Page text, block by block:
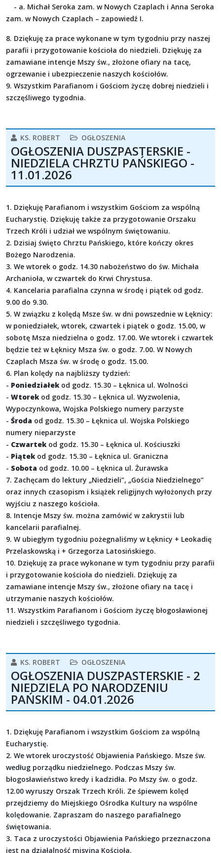
- a. Michał Seroka zam. w Nowych Czaplach i Anna Seroka
zam. w Nowych Czaplach – zapowiedź I.
8. Dziękuję za prace wykonane w tym tygodniu przy naszej
parafii i przygotowanie kościoła do niedzieli. Dziękuję za
zamawiane intencje Mszy św., złożone ofiary na tacę,
ogrzewanie i ubezpieczenie naszych kościołów.
9. Wszystkim Parafianom i Gościom życzę dobrej niedzieli i
szczęśliwego tygodnia.
KS. ROBERT OGŁOSZENIA
OGŁOSZENIA DUSZPASTERSKIE -
NIEDZIELA CHRZTU PAŃSKIEGO -
11.01.2026
1. Dziękuję Parafianom i wszystkim Gościom za wspólną
Eucharystię. Dziękuję także za przygotowanie Orszaku
Trzech Króli i udział we wspólnym świętowaniu.
2. Dzisiaj święto Chrztu Pańskiego, które kończy okres
Bożego Narodzenia.
3. We wtorek o godz. 14.30 nabożeństwo do św. Michała
Archanioła, w czwartek do Krwi Chrystusa.
4. Kancelaria parafialna czynna w środę i piątek od godz.
9.00 do 9.30.
5. W związku z kolędą Msze św. w dni powszednie w Łęknicy:
w poniedziałek, wtorek, czwartek i piątek o godz. 15.00, w
sobotę Msza niedzielna o godz. 17.00. We wtorek i czwartek
będzie też w Łęknicy Msza św. o godz. 7.00. W Nowych
Czaplach Msza św. w środę o godz. 15.00.
6. Plan kolędy na najbliższy tydzień:
- Poniedziałekod godz. 15.30 – Łęknica ul. Wolności
- Wtorekod godz. 15.30 – Łęknica ul. Wyzwolenia,
Wypoczynkowa, Wojska Polskiego numery parzyste
- Środa od godz. 15.30 – Łęknica ul. Wojska Polskiego
numery nieparzyste
- Czwartekod godz. 15.30 – Łęknica ul. Kościuszki
- Piątekod godz. 15.30 – Łęknica ul. Graniczna
- Sobota od godz. 10.00 – Łęknica ul. Żurawska
7. Zachęcam do lektury „Niedzieli”, „Gościa Niedzielnego”
oraz innych czasopism i książek religijnych wyłożonych przy
wyjściu z naszego kościoła.
8. Intencje Mszy św. można zamówić w zakrystii lub
kancelarii parafialnej.
9. W ubiegłym tygodniu pożegnaliśmy w Łęknicy + Leokadię
Przelaskowską i + Grzegorza Latosińskiego.
10. Dziękuję za prace wykonane w tym tygodniu przy parafii
i przygotowanie kościoła do niedzieli. Dziękuję za
zamawiane intencje Mszy św., złożone ofiary na tacę i
utrzymanie naszych kościołów.
11. Wszystkim Parafianom i Gościom życzę błogosławionej
niedzieli i szczęśliwego tygodnia.
KS. ROBERT OGŁOSZENIA
OGŁOSZENIA DUSZPASTERSKIE - 2
NIEDZIELA PO NARODZENIU
PAŃSKIM - 04.01.2026
1. Dziękuję Parafianom i wszystkim Gościom za wspólną
Eucharystię.
2. We wtorek uroczystość Objawienia Pańskiego. Msze św.
według porządku niedzielnego. Podczas Mszy św.
błogosławieństwo kredy i kadzidła. Po Mszy św. o godz.
12.00 wyruszy Orszak Trzech Króli. Ze śpiewem kolęd
przejdziemy do Miejskiego Ośrodka Kultury na wspólne
kolędowanie. Zapraszam do naszego parafialnego
świętowania.
3. Taca z uroczystości Objawienia Pańskiego przeznaczona
jest na działalność misyjną Kościoła.